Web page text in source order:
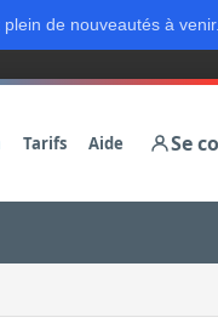
de nouveautés à venir.
Tarifs Aide Se